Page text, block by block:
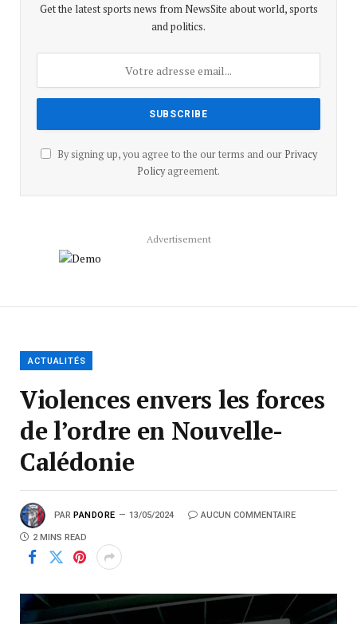
Get the latest sports news from NewsSite about world, sports
and politics.
By signing up, you agree to the our terms and our Privacy
Policyagreement.
Advertisement
ACTUALITÉS
Violences envers les forces
de l’ordre en Nouvelle-
Calédonie
PAR PANDORE 13/05/2024 AUCUN COMMENTAIRE
2 MINS READ